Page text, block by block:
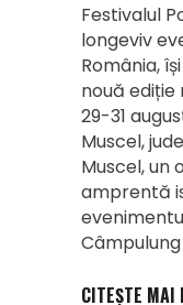
Festivalul
longeviv
România,
nouă
29-31
Muscel,
Muscel, un
amprentă
CITEȘTE MAI